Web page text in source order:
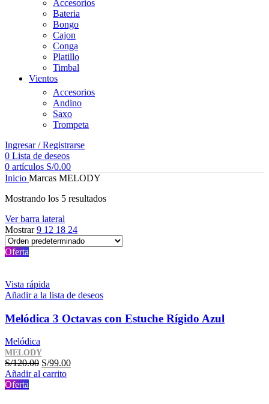
Accesorios
Bateria
Bongo
Cajon
Conga
Platillo
Timbal
Vientos
Accesorios
Andino
Saxo
Trompeta
Ingresar / Registrarse
0 Lista de deseos
0 artículos S/0.00
Inicio Marcas MELODY
Mostrando los 5 resultados
Ver barra lateral
Mostrar9 12 18 24
Oferta
Vista rápida
Añadir a la lista de deseos
Melódica 3 Octavas con Estuche Rígido Azul
Melódica
MELODY
S/120.00 El
precio
S/99.00El
Añadir al carrito
Oferta